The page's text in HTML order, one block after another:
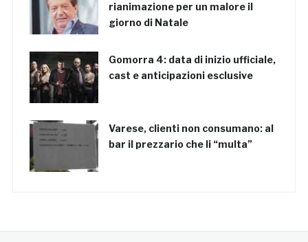
rianimazione per un malore il
giorno di Natale
Gomorra 4: data di inizio ufficiale,
cast e anticipazioni esclusive
Varese, clienti non consumano: al
bar il prezzario che li “multa”